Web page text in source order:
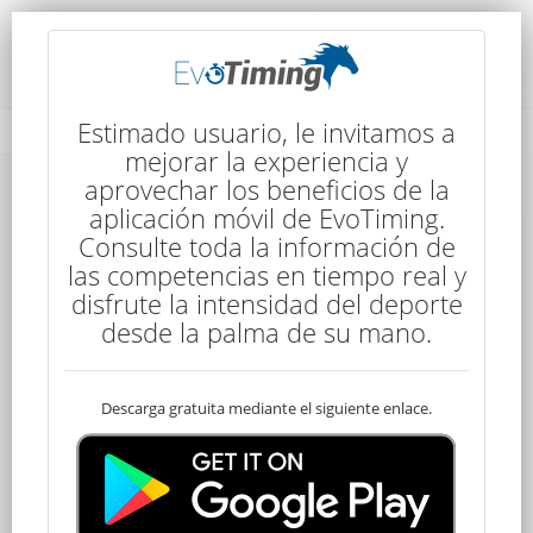
Detalles de la Competencia
Detalles de la Competencia
CEN Senior
80 kms
7:30
3 Etapas
Estimado usuario, le invitamos a
mejorar la experiencia y
aprovechar los beneficios de la
aplicación móvil de EvoTiming.
Consulte toda la información de
las competencias en tiempo real y
disfrute la intensidad del deporte
desde la palma de su mano.
Descarga gratuita mediante el siguiente enlace.